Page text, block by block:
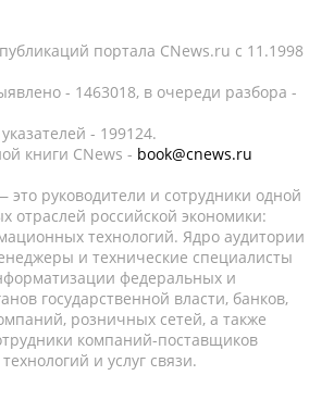
портала CNews.ru c 11.1998
- 1463018, в очереди разбора -
- 199124.
книги CNews - book@cnews.ru
это руководители и сотрудники одной
отраслей российской экономики:
технологий. Ядро аудитории
и технические специалисты
федеральных и
государственной власти, банков,
розничных сетей, а также
компаний-поставщиков
и услуг связи.